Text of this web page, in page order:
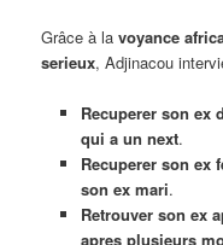
Grâce à lavoyance
serieux, Adjinacou
Recuperer son ex
qui a un next.
Recuperer son ex
son ex mari.
Retrouver son ex
apres plusieurs